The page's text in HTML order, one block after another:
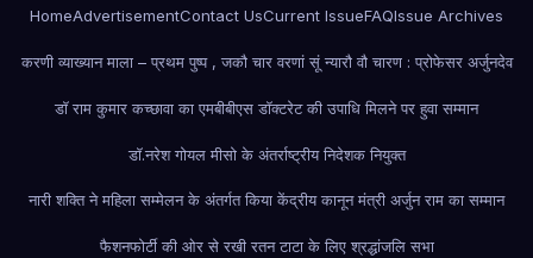
HomeAdvertisementContact UsCurrent IssueFAQIssue Archives
करणी व्याख्यान माला – प्रथम पुष्प , जकौ चार वरणां सूं न्यारौ वौ चारण : प्रोफेसर अर्जुनदेव
डॉ राम कुमार कच्छावा का एमबीबीएस डॉक्टरेट की उपाधि मिलने पर हुवा सम्मान
डॉ.नरेश गोयल मीसो के अंतर्राष्ट्रीय निदेशक नियुक्त
नारी शक्ति ने महिला सम्मेलन के अंतर्गत किया केंद्रीय कानून मंत्री अर्जुन राम का सम्मान
फैशनफोर्टी की ओर से रखी रतन टाटा के लिए श्रद्धांजलि सभा